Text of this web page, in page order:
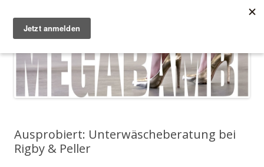
Megabambi
Ausprobiert: Unterwäscheberatung bei
Rigby & Peller